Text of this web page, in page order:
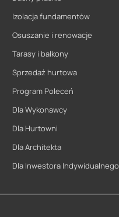
Izolacja fundamentów
Osuszanie i renowacje
Tarasy i balkony
Sprzedaż hurtowa
Program Poleceń
Dla Wykonawcy
Dla Hurtowni
Dla Architekta
Dla Inwestora Indywidualnego